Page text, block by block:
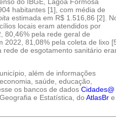
habitantes [1], com média de
estimada em R$ 1.516,86 [2].
locais eram atendidos por
80,46% pela rede geral de
2022, 81,08% pela coleta de lixo
rede de esgotamento sanitário
além de informações
saúde, educação,
os bancos de dados Cidades@
e Estatística, doAtlasBr e